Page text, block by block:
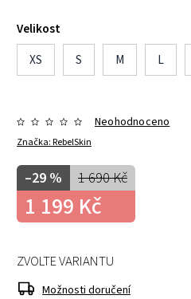
Velikost
XS
S M L
Značka:RebelSkin
Neohodnoceno
1 690 Kč
–29 %
1 199 Kč
ZVOLTE VARIANTU
Možnosti doručení